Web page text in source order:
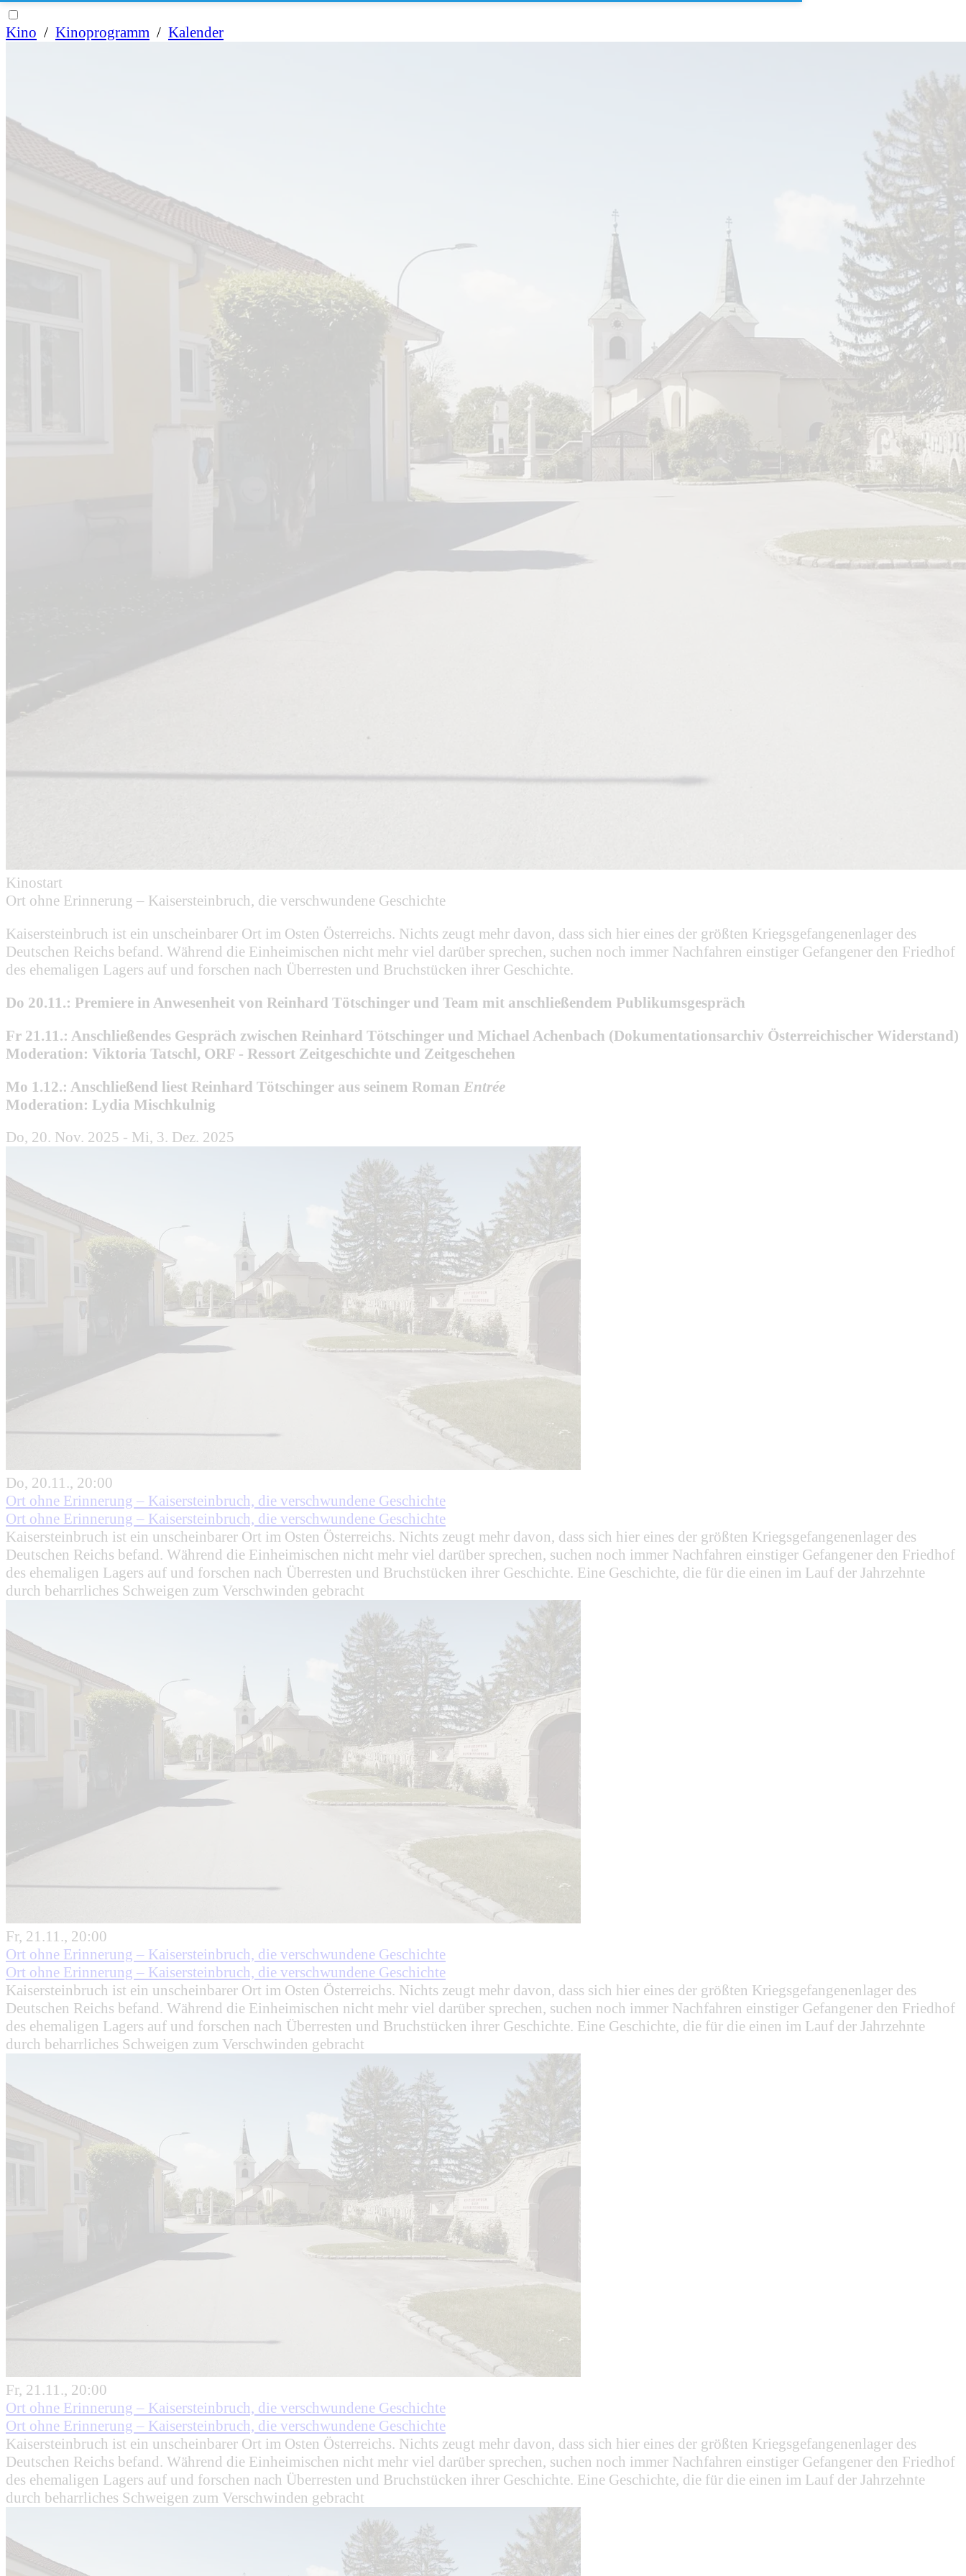
Kino / Kinoprogramm / Kalender
Kinostart
Ort ohne Erinnerung – Kaisersteinbruch, die verschwundene Geschichte
Kaisersteinbruch ist ein unscheinbarer Ort im Osten Österreichs. Nichts zeugt mehr davon, dass sich hier eines der größten Kriegsgefangenenlager des
Deutschen Reichs befand. Während die Einheimischen nicht mehr viel darüber sprechen, suchen noch immer Nachfahren einstiger Gefangener den Friedhof
des ehemaligen Lagers auf und forschen nach Überresten und Bruchstücken ihrer Geschichte.
Do 20.11.: Premiere in Anwesenheit von Reinhard Tötschinger und Team mit anschließendem Publikumsgespräch
Fr 21.11.: Anschließendes Gespräch zwischen Reinhard Tötschinger und Michael Achenbach (Dokumentationsarchiv Österreichischer Widerstand)
Moderation: Viktoria Tatschl, ORF - Ressort Zeitgeschichte und Zeitgeschehen
Mo 1.12.: Anschließend liest Reinhard Tötschinger aus seinem Roman Entrée
Moderation: Lydia Mischkulnig
Do, 20. Nov. 2025 - Mi, 3. Dez. 2025
Do, 20.11., 20:00
Ort ohne Erinnerung – Kaisersteinbruch, die verschwundene Geschichte
Ort ohne Erinnerung – Kaisersteinbruch, die verschwundene Geschichte
Kaisersteinbruch ist ein unscheinbarer Ort im Osten Österreichs. Nichts zeugt mehr davon, dass sich hier eines der größten Kriegsgefangenenlager des
Deutschen Reichs befand. Während die Einheimischen nicht mehr viel darüber sprechen, suchen noch immer Nachfahren einstiger Gefangener den Friedhof
des ehemaligen Lagers auf und forschen nach Überresten und Bruchstücken ihrer Geschichte. Eine Geschichte, die für die einen im Lauf der Jahrzehnte
durch beharrliches Schweigen zum Verschwinden gebracht
Fr, 21.11., 20:00
Ort ohne Erinnerung – Kaisersteinbruch, die verschwundene Geschichte
Ort ohne Erinnerung – Kaisersteinbruch, die verschwundene Geschichte
Kaisersteinbruch ist ein unscheinbarer Ort im Osten Österreichs. Nichts zeugt mehr davon, dass sich hier eines der größten Kriegsgefangenenlager des
Deutschen Reichs befand. Während die Einheimischen nicht mehr viel darüber sprechen, suchen noch immer Nachfahren einstiger Gefangener den Friedhof
des ehemaligen Lagers auf und forschen nach Überresten und Bruchstücken ihrer Geschichte. Eine Geschichte, die für die einen im Lauf der Jahrzehnte
durch beharrliches Schweigen zum Verschwinden gebracht
Fr, 21.11., 20:00
Ort ohne Erinnerung – Kaisersteinbruch, die verschwundene Geschichte
Ort ohne Erinnerung – Kaisersteinbruch, die verschwundene Geschichte
Kaisersteinbruch ist ein unscheinbarer Ort im Osten Österreichs. Nichts zeugt mehr davon, dass sich hier eines der größten Kriegsgefangenenlager des
Deutschen Reichs befand. Während die Einheimischen nicht mehr viel darüber sprechen, suchen noch immer Nachfahren einstiger Gefangener den Friedhof
des ehemaligen Lagers auf und forschen nach Überresten und Bruchstücken ihrer Geschichte. Eine Geschichte, die für die einen im Lauf der Jahrzehnte
durch beharrliches Schweigen zum Verschwinden gebracht